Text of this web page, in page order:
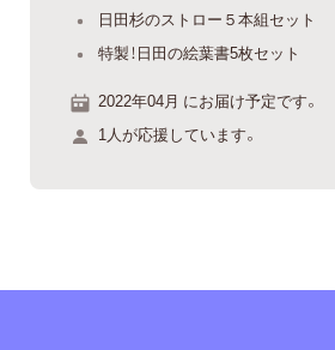
日田杉のストロー５本組セット
特製！日田の絵葉書5枚セット
2022年04月 にお届け予定です。
1人が応援しています。